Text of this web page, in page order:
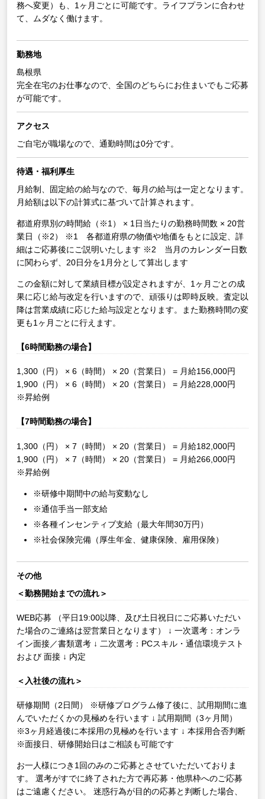
務へ変更）も、1ヶ月ごとに可能です。ライフプランに合わせ
て、ムダなく働けます。
勤務地
島根県
完全在宅のお仕事なので、全国のどちらにお住まいでもご応募
が可能です。
アクセス
ご自宅が職場なので、通勤時間は0分です。
待遇・福利厚生
月給制、固定給の給与なので、毎月の給与は一定となります。
月給額は以下の計算式に基づいて計算されます。
都道府県別の時間給（※1） × 1日当たりの勤務時間数 × 20営
業日（※2）
※1 各都道府県の物価や地価をもとに設定、詳
細はご応募後にご説明いたします ※2 当月のカレンダー日数
に関わらず、20日分を1月分として算出します
この金額に対して業績目標が設定されますが、1ヶ月ごとの成
果に応じ給与改定を行いますので、頑張りは即時反映。査定以
降は営業成績に応じた給与設定となります。また勤務時間の変
更も1ヶ月ごとに行えます。
【6時間勤務の場合】
1,300（円） × 6（時間） × 20（営業日） = 月給156,000円
1,900（円） × 6（時間） × 20（営業日） = 月給228,000円
※昇給例
【7時間勤務の場合】
1,300（円） × 7（時間） × 20（営業日） = 月給182,000円
1,900（円） × 7（時間） × 20（営業日） = 月給266,000円
※昇給例
※研修中期間中の給与変動なし
※通信手当一部支給
※各種インセンティブ支給（最大年間30万円）
※社会保険完備（厚生年金、健康保険、雇用保険）
その他
＜勤務開始までの流れ＞
WEB応募 （平日19:00以降、及び土日祝日にご応募いただい
た場合のご連絡は翌営業日となります）
↓ 一次選考：オンラ
イン面接／書類選考 ↓ 二次選考：PCスキル・通信環境テスト
および 面接 ↓ 内定
＜入社後の流れ＞
研修期間（2日間）
※研修プログラム修了後に、試用期間に進
んでいただくかの見極めを行います ↓ 試用期間（3ヶ月間）
※3ヶ月経過後に本採用の見極めを行います ↓ 本採用合否判断
※面接日、研修開始日はご相談も可能です
お一人様につき1回のみのご応募とさせていただいておりま
す。
選考がすでに終了された方で再応募・他県枠へのご応募
はご遠慮ください。
迷惑行為が目的の応募と判断した場合、